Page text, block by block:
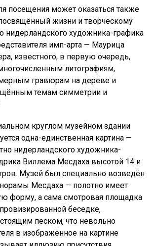
посещения может оказаться также
жизни и творческому
нидерландского художника-графика
имп-арта — Маурица
известного, в первую очередь,
литографиям,
гравюрам на дереве и
темам симметрии и
круглом музейном здании
одна-единственная картина —
нидерландского художника-
Виллема Месдаха высотой 14 и
Музей был специально возведён
Месдаха — полотно имеет
форму, а сама смотровая площадка
беседке,
песком, что невольно
в изображённое на картине